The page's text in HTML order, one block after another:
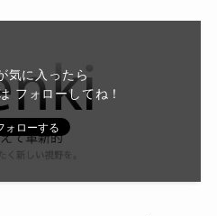
気に入ったら
フォローしてね！